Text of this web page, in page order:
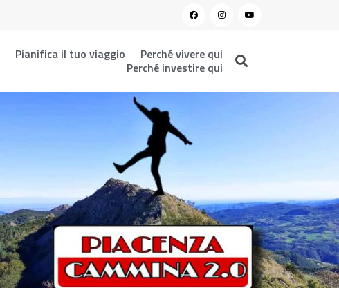
Pianifica il tuo viaggio
Perché vivere qui
Perché investire qui